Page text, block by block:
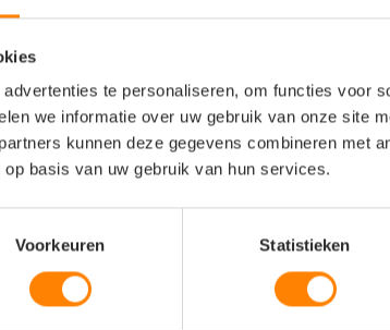
te personaliseren, om functies voor
we informatie over uw gebruik van onze site
kunnen deze gegevens combineren met
basis van uw gebruik van hun services.
Voorkeuren Statistieken